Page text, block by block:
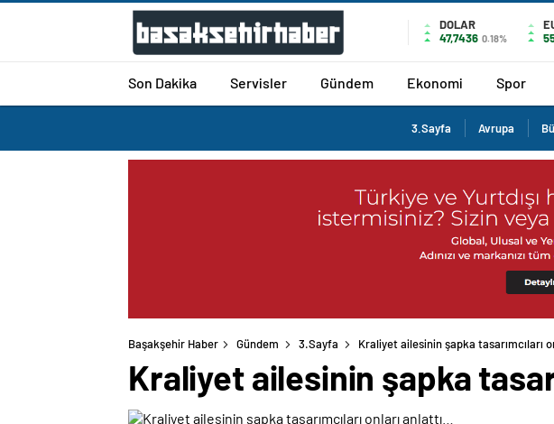
DOLAR
47,7436 0.18%
Son Dakika Servisler Gündem Ekonomi Spor
3.Sayfa Avrupa
Başakşehir Haber Gündem 3.Sayfa Kraliyet ailesinin şapka tasarımcıları
Kraliyet ailesinin şapka